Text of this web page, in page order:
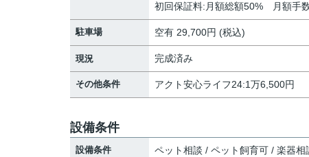
初回保証料:月額総額50% 月額手
駐車場 空有 29,700円 (税込)
現況 完成済み
その他条件 アクト安心ライフ24:1万6,500円
設備条件
設備条件
ペット相談 / ペット飼育可 / 楽器